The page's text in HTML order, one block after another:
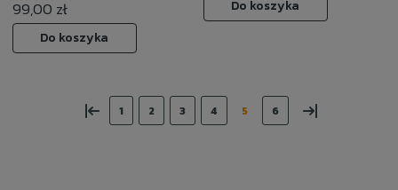
99,00 zł
Do koszyka
Do koszyka
« 1 2 3 4 5 6 »